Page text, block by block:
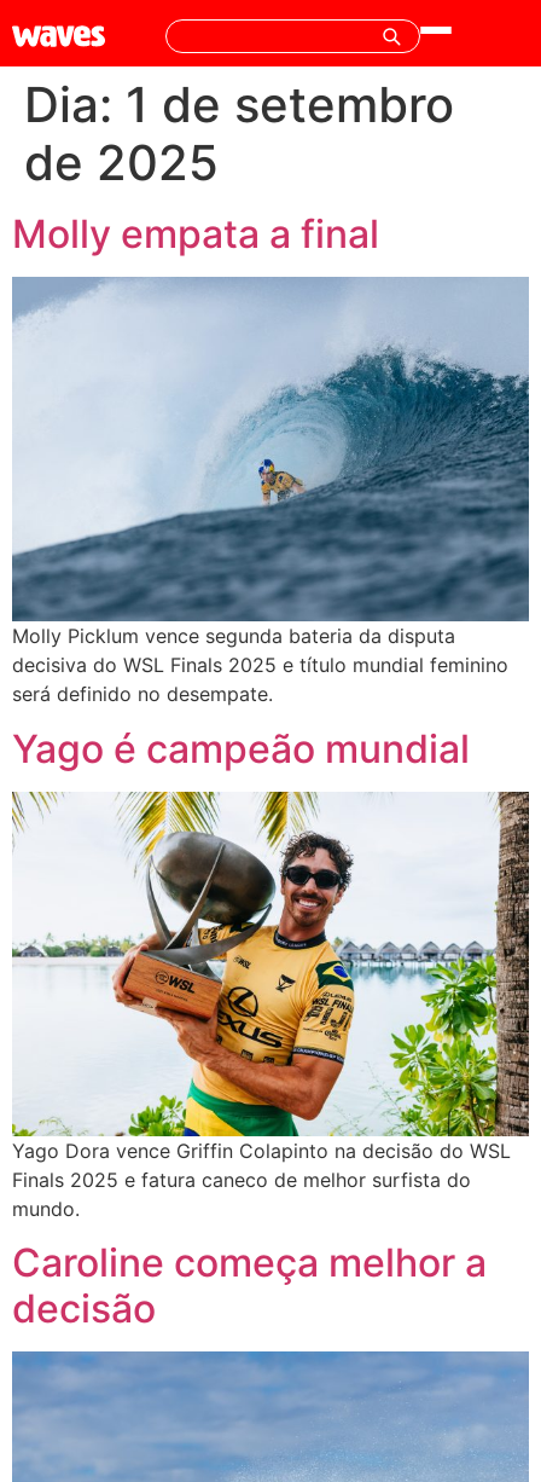
Dia: 1 de setembro
de 2025
Molly empata a final
Molly Picklum vence segunda bateria da disputa
decisiva do WSL Finals 2025 e título mundial feminino
será definido no desempate.
Yago é campeão mundial
Yago Dora vence Griffin Colapinto na decisão do WSL
Finals 2025 e fatura caneco de melhor surfista do
mundo.
Caroline começa melhor a
decisão